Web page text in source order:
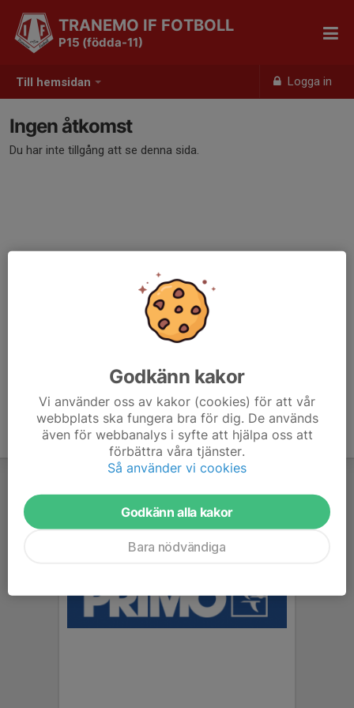
Till hemsidan Logga in
TRANEMO IF FOTBOLL
P15 (födda-11)
Ingen åtkomst
Du har inte tillgång att se denna sida.
Godkänn kakor
Vi använder oss av kakor (cookies) för att vår
webbplats ska fungera bra för dig. De används
även för webbanalys i syfte att hjälpa oss att
förbättra våra tjänster.
Så använder vi cookies
Godkänn alla kakor
Bara nödvändiga